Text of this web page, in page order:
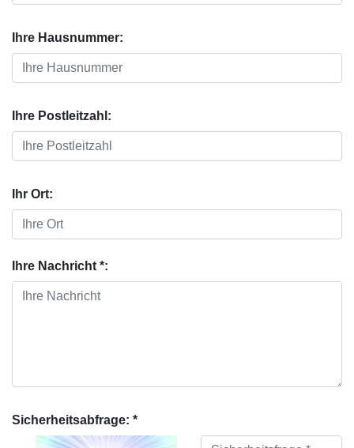
Ihre Hausnummer:
Ihre Postleitzahl:
Ihr Ort:
Ihre Nachricht *:
Sicherheitsabfrage: *